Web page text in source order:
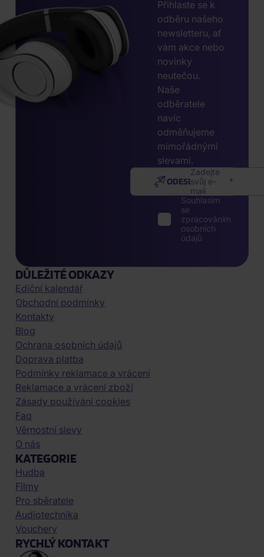
Přihlaste se k
odběru našeho
newsletteru, ať
vám akce nebo
novinky
neutečou.
Naše
odběratele
navíc
odměňujeme
mimořádnými
slevami.
Zadejte
svůj e-
mail
ODESLAT
Souhlasím
se
zpracováním
osobních
údajů
DŮLEŽITÉ ODKAZY
Ediční kalendář
Obchodní podmínky
Kontakty
Blog
Ochrana osobních údajů
Doprava platba
Podmínky reklamace a vrácení
Reklamace a vrácení zboží
Zásady používání cookies
Faq
Věrnostní slevy
O nás
KATEGORIE
Hudba
Filmy
Pro sběratele
Audiotechnika
Vouchery
RYCHLÝ KONTAKT